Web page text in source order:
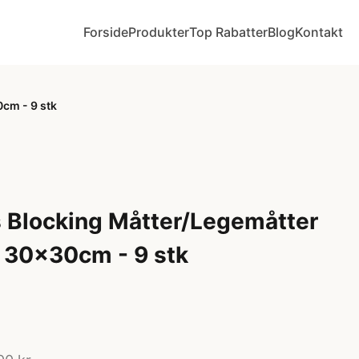
ForsideProdukterTop RabatterBlogKontakt
- 9 stk
Måtter/Legemåtter
30x30cm - 9 stk